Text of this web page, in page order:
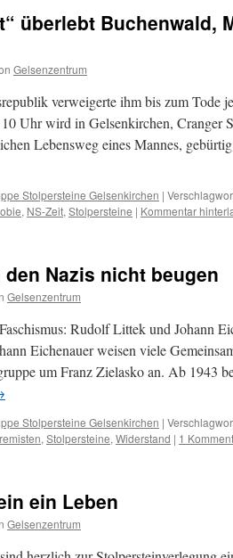
überlebt Buchenwald,
Gelsenzentrum
verweigerte ihm bis zum Tode
Uhr wird in Gelsenkirchen, Cranger
Lebensweg eines Mannes,
Stolpersteine Gelsenkirchen |
, NS-Zeit, Stolpersteine | Kommentar
Nazis nicht beugen
Gelsenzentrum
Rudolf Littek und Johann
Eichenauer weisen viele
um Franz Zielasko an. Ab 1943
Stolpersteine Gelsenkirchen |
, Stolpersteine, Widerstand | 1
ein Leben
Gelsenzentrum